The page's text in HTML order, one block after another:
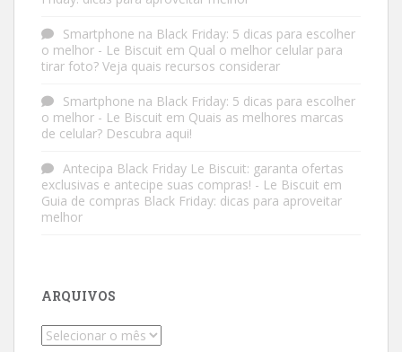
Smartphone na Black Friday: 5 dicas para escolher
o melhor - Le Biscuit em Qual o melhor celular para
tirar foto? Veja quais recursos considerar
Smartphone na Black Friday: 5 dicas para escolher
o melhor - Le Biscuit em Quais as melhores marcas
de celular? Descubra aqui!
Antecipa Black Friday Le Biscuit: garanta ofertas
exclusivas e antecipe suas compras! - Le Biscuit em
Guia de compras Black Friday: dicas para aproveitar
melhor
ARQUIVOS
Arquivos